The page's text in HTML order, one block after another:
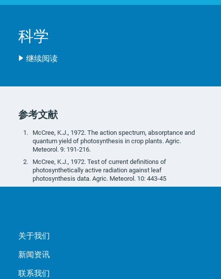
科学
继续阅读
参考文献
McCree, K.J., 1972. The action spectrum, absorptance and
quantum yield of photosynthesis in crop plants. Agric.
Meteorol. 9: 191-216.
McCree, K.J., 1972. Test of current definitions of
photosynthetically active radiation against leaf
photosynthesis data. Agric. Meteorol. 10: 443-45
关于我们
新闻资讯
联系我们